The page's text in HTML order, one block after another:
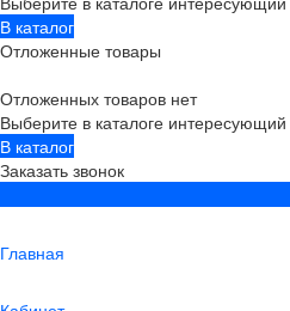
В каталог
Отложенные товары
Отложенных товаров нет
Выберите в каталоге
В каталог
Заказать звонок
Главная